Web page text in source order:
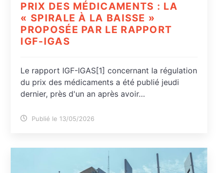
PRIX DES MÉDICAMENTS : LA
« SPIRALE À LA BAISSE »
PROPOSÉE PAR LE RAPPORT
IGF-IGAS
Le rapport IGF-IGAS[1] concernant la régulation
du prix des médicaments a été publié jeudi
dernier, près d'un an après avoir…
Publié le 13/05/2026